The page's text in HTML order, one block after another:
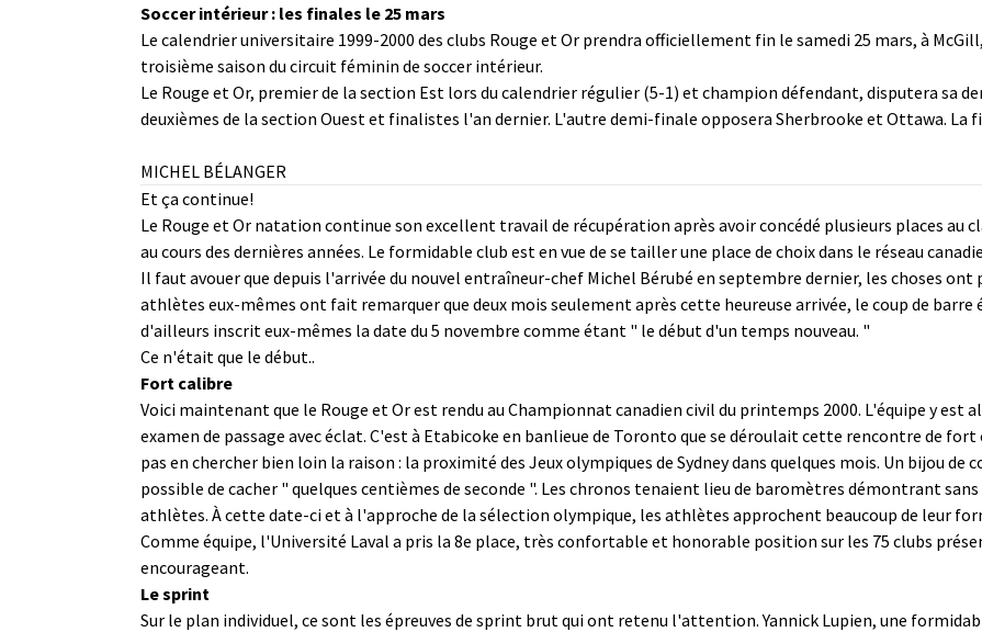
Soccer intérieur : les finales le 25 mars
Le calendrier universitaire 1999-2000 des clubs Rouge et Or prendra officiellement fin le samedi 25 mars, à
troisième saison du circuit féminin de soccer intérieur.
Le Rouge et Or, premier de la section Est lors du calendrier régulier (5-1) et champion défendant, disputera sa
deuxièmes de la section Ouest et finalistes l'an dernier. L'autre demi-finale opposera Sherbrooke et Ottawa. La
MICHEL BÉLANGER
Et ça continue!
Le Rouge et Or natation continue son excellent travail de récupération après avoir concédé plusieurs places au
au cours des dernières années. Le formidable club est en vue de se tailler une place de choix dans le réseau
Il faut avouer que depuis l'arrivée du nouvel entraîneur-chef Michel Bérubé en septembre dernier, les choses
athlètes eux-mêmes ont fait remarquer que deux mois seulement après cette heureuse arrivée, le coup de barre
d'ailleurs inscrit eux-mêmes la date du 5 novembre comme étant " le début d'un temps nouveau. "
Ce n'était que le début..
Fort calibre
Voici maintenant que le Rouge et Or est rendu au Championnat canadien civil du printemps 2000. L'équipe y est
examen de passage avec éclat. C'est à Etabicoke en banlieue de Toronto que se déroulait cette rencontre de
pas en chercher bien loin la raison : la proximité des Jeux olympiques de Sydney dans quelques mois. Un bijou
possible de cacher " quelques centièmes de seconde ". Les chronos tenaient lieu de baromètres démontrant
athlètes. À cette date-ci et à l'approche de la sélection olympique, les athlètes approchent beaucoup de leur
Comme équipe, l'Université Laval a pris la 8e place, très confortable et honorable position sur les 75 clubs
encourageant.
Le sprint
Sur le plan individuel, ce sont les épreuves de sprint brut qui ont retenu l'attention. Yannick Lupien, une